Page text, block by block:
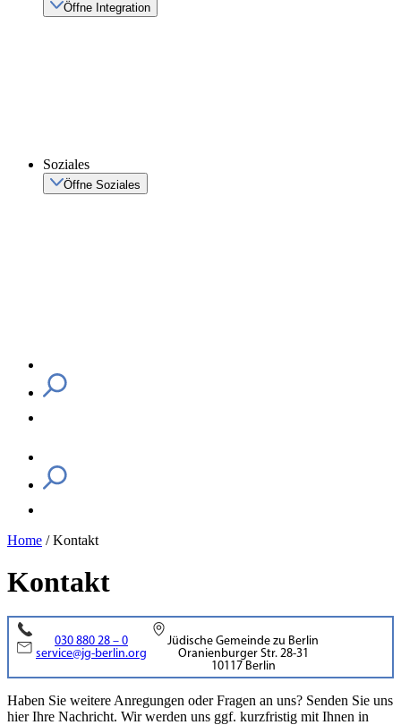
Öffne Integration
Soziales
Öffne Soziales
Home /Kontakt
Kontakt
030 880 28 – 0
service@jg-berlin.org
Jüdische Gemeinde zu Berlin
Oranienburger Str. 28-31
10117 Berlin
Haben Sie weitere Anregungen oder Fragen an uns? Senden Sie uns
hier Ihre Nachricht. Wir werden uns ggf. kurzfristig mit Ihnen in